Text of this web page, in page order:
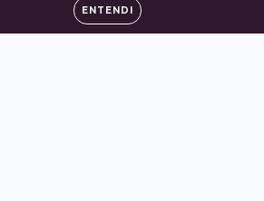
ENTENDI